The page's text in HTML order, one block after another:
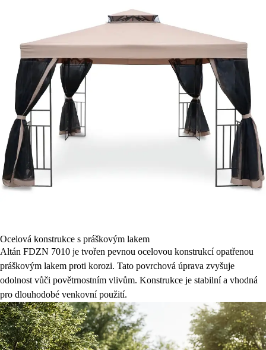
Ocelová konstrukce s práškovým lakem
Altán FDZN 7010 je tvořen pevnou ocelovou konstrukcí opatřenou
práškovým lakem proti korozi. Tato povrchová úprava zvyšuje
odolnost vůči povětrnostním vlivům. Konstrukce je stabilní a vhodná
pro dlouhodobé venkovní použití.